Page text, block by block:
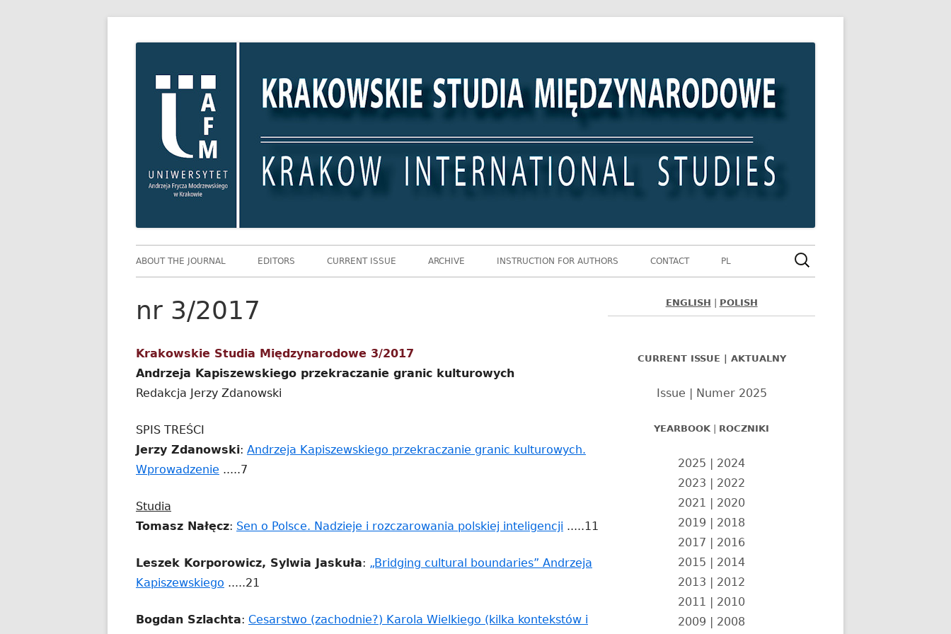
Krakowskie Studia Międzynarodowe
Primary
ABOUT THE JOURNAL EDITORS CURRENT ISSUE ARCHIVE INSTRUCTION FOR AUTHORS CONTACT PL
Szukaj:
nr 3/2017
Krakowskie Studia Międzynarodowe 3/2017
Andrzeja Kapiszewskiego przekraczanie granic kulturowych
Redakcja Jerzy Zdanowski
SPIS TREŚCI
Jerzy Zdanowski: Andrzeja Kapiszewskiego przekraczanie granic kulturowych.
Wprowadzenie Strona
w
oknie
.....7
Studia
Tomasz Nałęcz: Sen o Polsce. Nadzieje i rozczarowania polskiej inteligencji Strona
się
oknie
.....11
Leszek Korporowicz, Sylwia Jaskuła: „Bridging cultural boundaries” Andrzeja
Kapiszewskiego Strona
się
.....21
Bogdan Szlachta: Cesarstwo (zachodnie?) Karola Wielkiego (kilka kontekstów i
GłównyENGLISH POLISH
CURRENT ISSUE | AKTUALNY
Issue | Numer 2025
YEARBOOK | ROCZNIKI
2025 | 2024
2023 | 2022
2021 | 2020
2019 | 2018
2017 | 2016
2015 | 2014
2013 | 2012
2011 | 2010
2009 | 2008